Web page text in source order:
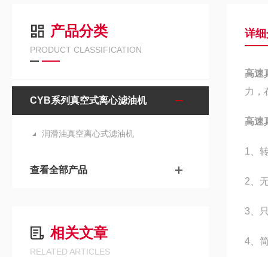
产品分类
PRODUCT CLASSIFICATION
CYB系列真空式离心滤油机
润滑油真空离心式滤油机
查看全部产品
相关文章
RELATED ARTICLES
详
高速
力，
高速
1、
2、
3、
4、